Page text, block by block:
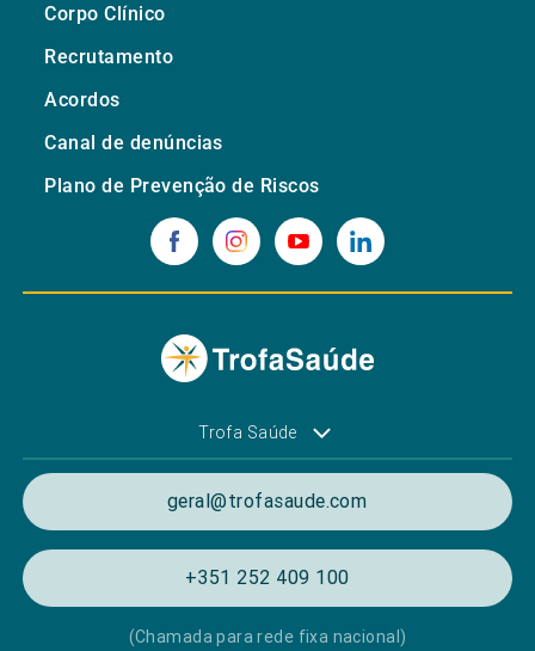
Corpo Clínico
Recrutamento
Acordos
Canal de denúncias
Plano de Prevenção de Riscos
Trofa Saúde
geral@trofasaude.com
+351 252 409 100
(Chamada para rede fixa nacional)